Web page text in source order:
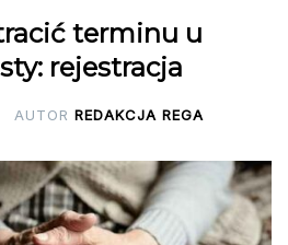
terminu u
rejestracja
AUTOR REDAKCJA REGA